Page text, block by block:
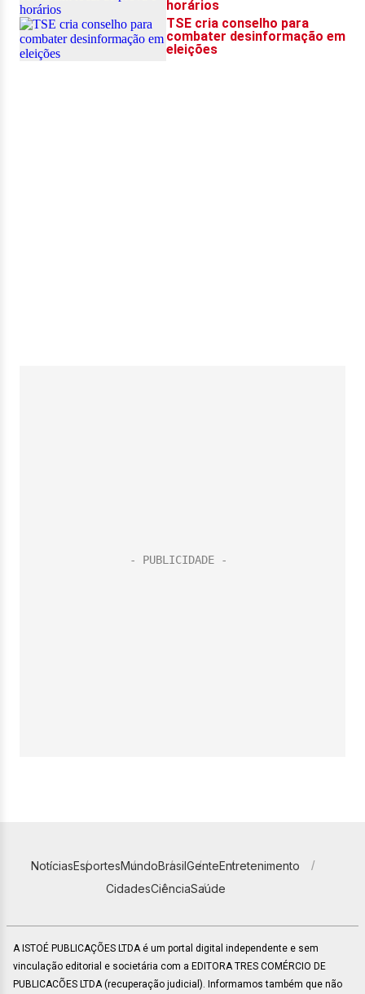
NotíciasEsportesMundoBrasilGenteEntretenimento
CidadesCiênciaSaúde
A ISTOÉ PUBLICAÇÕES LTDA é um portal digital independente e sem
vinculação editorial e societária com a EDITORA TRES COMÉRCIO DE
PUBLICACÕES LTDA (recuperação judicial). Informamos também que não